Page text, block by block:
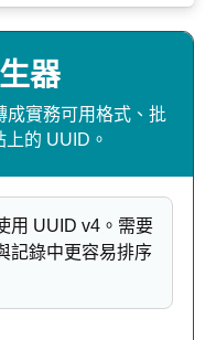
器
成實務可用格式、批
的 UUID。
用 UUID v4。需要
記錄中更容易排序